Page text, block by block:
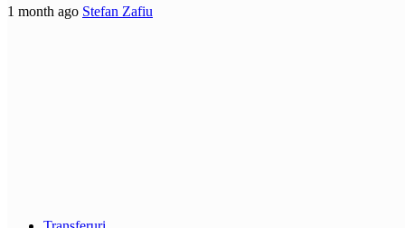
1 month ago Stefan Zafiu